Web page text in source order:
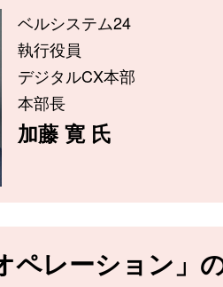
ベルシステム24
執行役員
デジタルCX本部
本部長
加藤 寛 氏
ペレーション」